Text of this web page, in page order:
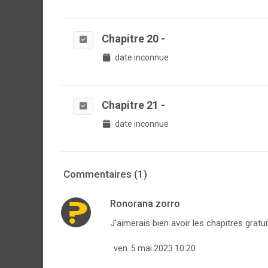
Chapitre 20 -
date inconnue
Chapitre 21 -
date inconnue
Commentaires (1)
Ronorana zorro
J'aimerais bien avoir les chapitres
ven. 5 mai 2023 10:20